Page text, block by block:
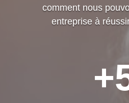
comment nous
entreprise à